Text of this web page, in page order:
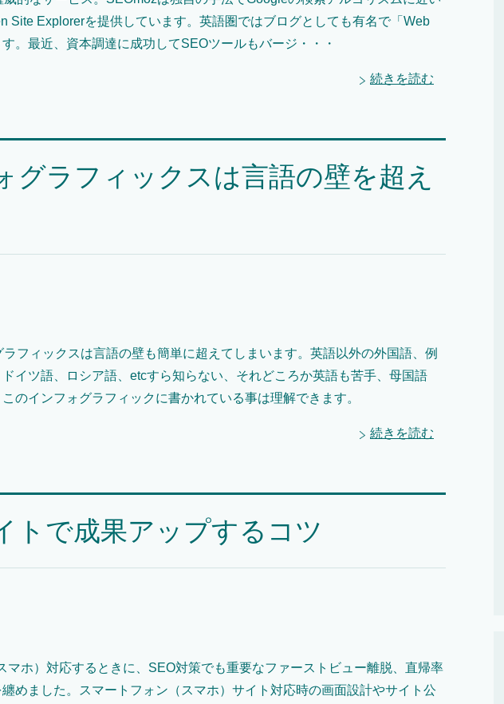
Site Explorerを提供しています。英語圏ではブログとしても有名で「Web
。最近、資本調達に成功してSEOツールもバージ・・・
続きを読む
グラフィックスは言語の壁を超え
フィックスは言語の壁も簡単に超えてしまいます。英語以外の外国語、例
イツ語、ロシア語、etcすら知らない、それどころか英語も苦手、母国語
のインフォグラフィックに書かれている事は理解できます。
続きを読む
トで成果アップするコツ
マホ）対応するときに、SEO対策でも重要なファーストビュー離脱、直帰率
めました。スマートフォン（スマホ）サイト対応時の画面設計やサイト公